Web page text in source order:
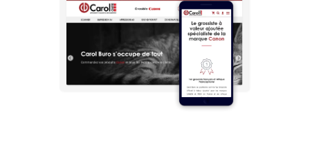
E-commerce
Plateforme digitale sur-mesure
Stratégie digitale